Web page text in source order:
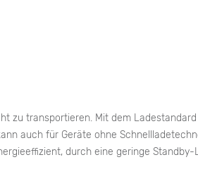
zu transportieren. Mit dem
auch für Geräte ohne
durch eine geringe